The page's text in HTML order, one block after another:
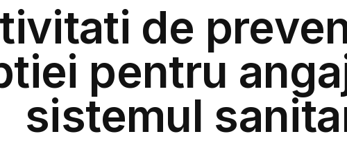
de
pentru
sistemul